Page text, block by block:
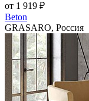
от 1 919 ₽
Beton
GRASARO, Россия